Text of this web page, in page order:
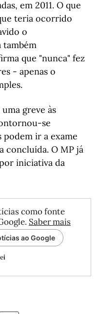
em 2011. O que
teria ocorrido
o
também
que "nunca" fez
- apenas o
greve às
se
ir a exame
concluída. O MP já
iniciativa da
como fonte
Saber mais
ao Google